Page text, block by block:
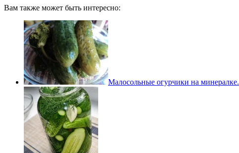
Вам также может быть интересно:
Малосольные огурчики на минералке.